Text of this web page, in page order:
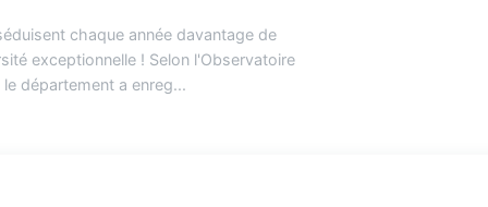
chaque année davantage de
exceptionnelle ! Selon l'Observatoire
département a enreg...